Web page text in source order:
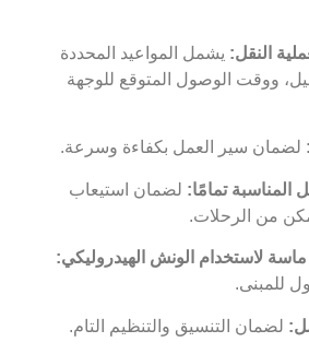
النقل: يشمل المواعيد المحددة
ووقت الوصول المتوقع للوجهة
لضمان سير العمل بكفاءة وسرعة.
المناسبة تمامًا: لضمان استيعاب
من الرحلات.
لاستخدام الونش الهيدروليكي:
للمبنى.
لضمان التنسيق والتنظيم التام.